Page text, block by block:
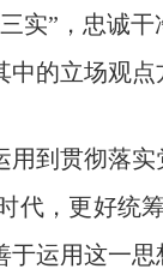
实”，忠诚
的立场观
到贯彻落
代，更好统
运用这一